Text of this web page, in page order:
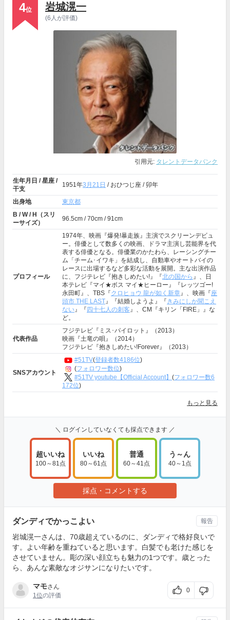
4位 岩城滉一
(6人が評価)
引用元: タレントデータバンク
生年月日 / 星座 /
干支
1951年3月21日 / おひつじ座 / 卯年
出身地
東京都
B / W / H（スリ
ーサイズ）
96.5cm / 70cm / 91cm
プロフィール
1974年、映画『爆発!暴走族』主演でスクリーンデビュ
ー。俳優として数多くの映画、ドラマ主演し芸能界を代
表する俳優となる。俳優業のかたわら、レーシングチー
ム「チーム･イワキ」を結成し、自動車やオートバイの
レースに出場するなど多彩な活動を展開。主な出演作品
に、フジテレビ『抱きしめたい!』『北の国から 』、日
本テレビ『マイ★ボス マイ★ヒーロー』『レッツゴー!
永田町』、TBS『クロヒョウ 龍が如く新章』、映画『座
頭市 THE LAST』『結婚しようよ』『 きみにしか聞こえ
ない』『 四十七人の刺客』、CM『キリン「FIRE」』な
ど。
代表作品
フジテレビ『ミス･パイロット』（2013）
映画『土竜の唄』（2014）
フジテレビ『抱きしめたい!Forever』（2013）
SNSアカウント
#51TV(登録者数4186位)
(フォロワー数位)
#51TV youtube【Official Account】 (フォロワー数6
172位)
もっと見る
＼ ログインしていなくても採点できます ／
超いいね
100～81点
いいね
80～61点
普通
60～41点
う～ん
40～1点
採点・コメントする
ダンディでかっこよい
岩城滉一さんは、70歳超えているのに、ダンディで格好良いで
す。よい年齢を重ねていると思います。白髪でも老けた感じを
させていません。彫の深い顔立ちも魅力の1つです。歳とった
ら、あんな素敵なオジサンになりたいです。
マモさん
1位の評価
0
報告